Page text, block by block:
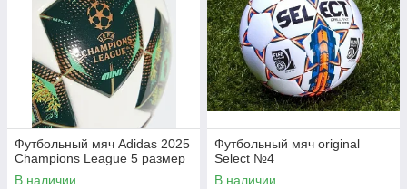
Футбольный мяч Adidas 2025
Champions League 5 размер
В наличии
Футбольный мяч original
Select №4
В наличии